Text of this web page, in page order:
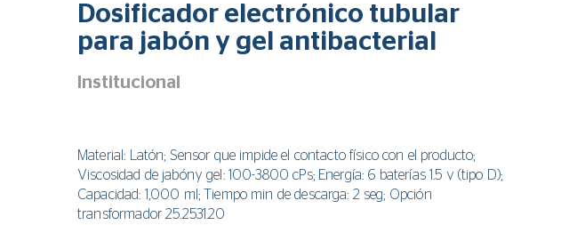
Dosificador electrónico tubular
para jabón y gel antibacterial
Institucional
Material: Latón; Sensor que impide el contacto físico con el producto;
Viscosidad de jabóny gel: 100-3800 cPs; Energía: 6 baterías 1.5 v (tipo D);
Capacidad: 1,000 ml; Tiempo min de descarga: 2 seg; Opción
transformador 25.2531.20